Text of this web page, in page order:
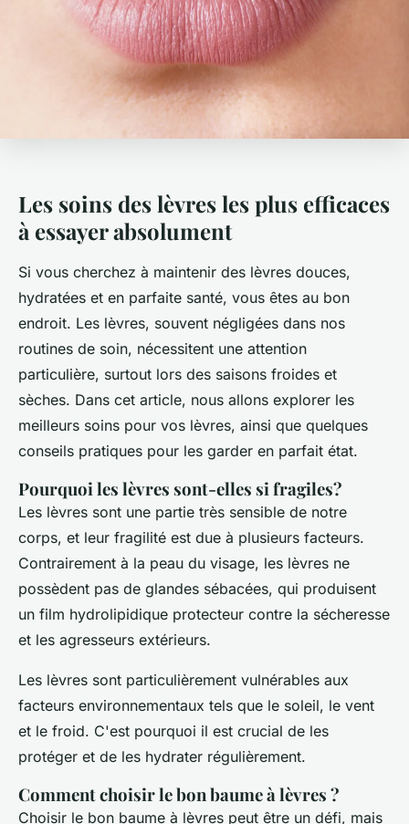
Les soins des lèvres les plus efficaces
à essayer absolument
Si vous cherchez à maintenir des lèvres douces,
hydratées et en parfaite santé, vous êtes au bon
endroit. Les lèvres, souvent négligées dans nos
routines de soin, nécessitent une attention
particulière, surtout lors des saisons froides et
sèches. Dans cet article, nous allons explorer les
meilleurs soins pour vos lèvres, ainsi que quelques
conseils pratiques pour les garder en parfait état.
Pourquoi les lèvres sont-elles si fragiles?
Les lèvres sont une partie très sensible de notre
corps, et leur fragilité est due à plusieurs facteurs.
Contrairement à la peau du visage, les lèvres ne
possèdent pas de glandes sébacées, qui produisent
un film hydrolipidique protecteur contre la sécheresse
et les agresseurs extérieurs.
Les lèvres sont particulièrement vulnérables aux
facteurs environnementaux tels que le soleil, le vent
et le froid. C'est pourquoi il est crucial de les
protéger et de les hydrater régulièrement.
Comment choisir le bon baume à lèvres ?
Choisir le bon baume à lèvres peut être un défi, mais